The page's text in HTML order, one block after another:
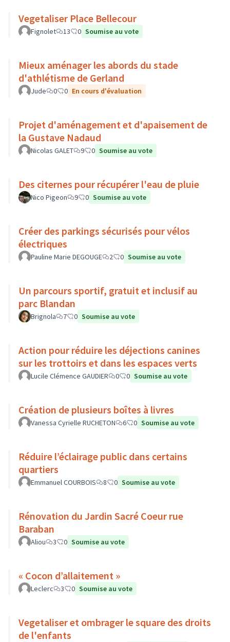
Vegetaliser Place Bellecour
Fignolet 13 0 Soumise au vote
Mieux aménager les abords du stade
d'athlétisme de Gerland
Jude 0 0 En cours d'évaluation
Projet d'aménagement et d'apaisement de
la Gustave Nadaud
Nicolas GALET 9 0 Soumise au vote
Des citernes pour récupérer l'eau de pluie
Nico Pigeon 9 0 Soumise au vote
Créer des parkings sécurisés pour vélos
électriques
Pauline Marie DEGOUGE 2 0 Soumise au vote
Un parcours sportif, gratuit et inclusif au
parc Blandan
Brignola 7 0 Soumise au vote
Action pour réduire les déjections canines
sur les trottoirs et dans les espaces verts
Lucile Clémence GAUDIER 0 0 Soumise au vote
Création de plusieurs boîtes à livres
Vanessa Cyrielle RUCHETON 6 0 Soumise au vote
Réduire l’éclairage public dans certains
quartiers
Emmanuel COURBOIS 8 0 Soumise au vote
Rénovation du Jardin Sacré Coeur rue
Baraban
Aliou 3 0 Soumise au vote
« Cocon d’allaitement »
Leclerc 3 0 Soumise au vote
Vegetaliser et ombrager le square des droits
de l'enfants